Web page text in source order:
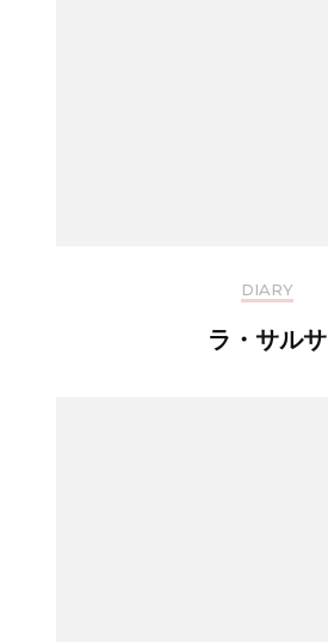
DIARY
ラ・サルサ